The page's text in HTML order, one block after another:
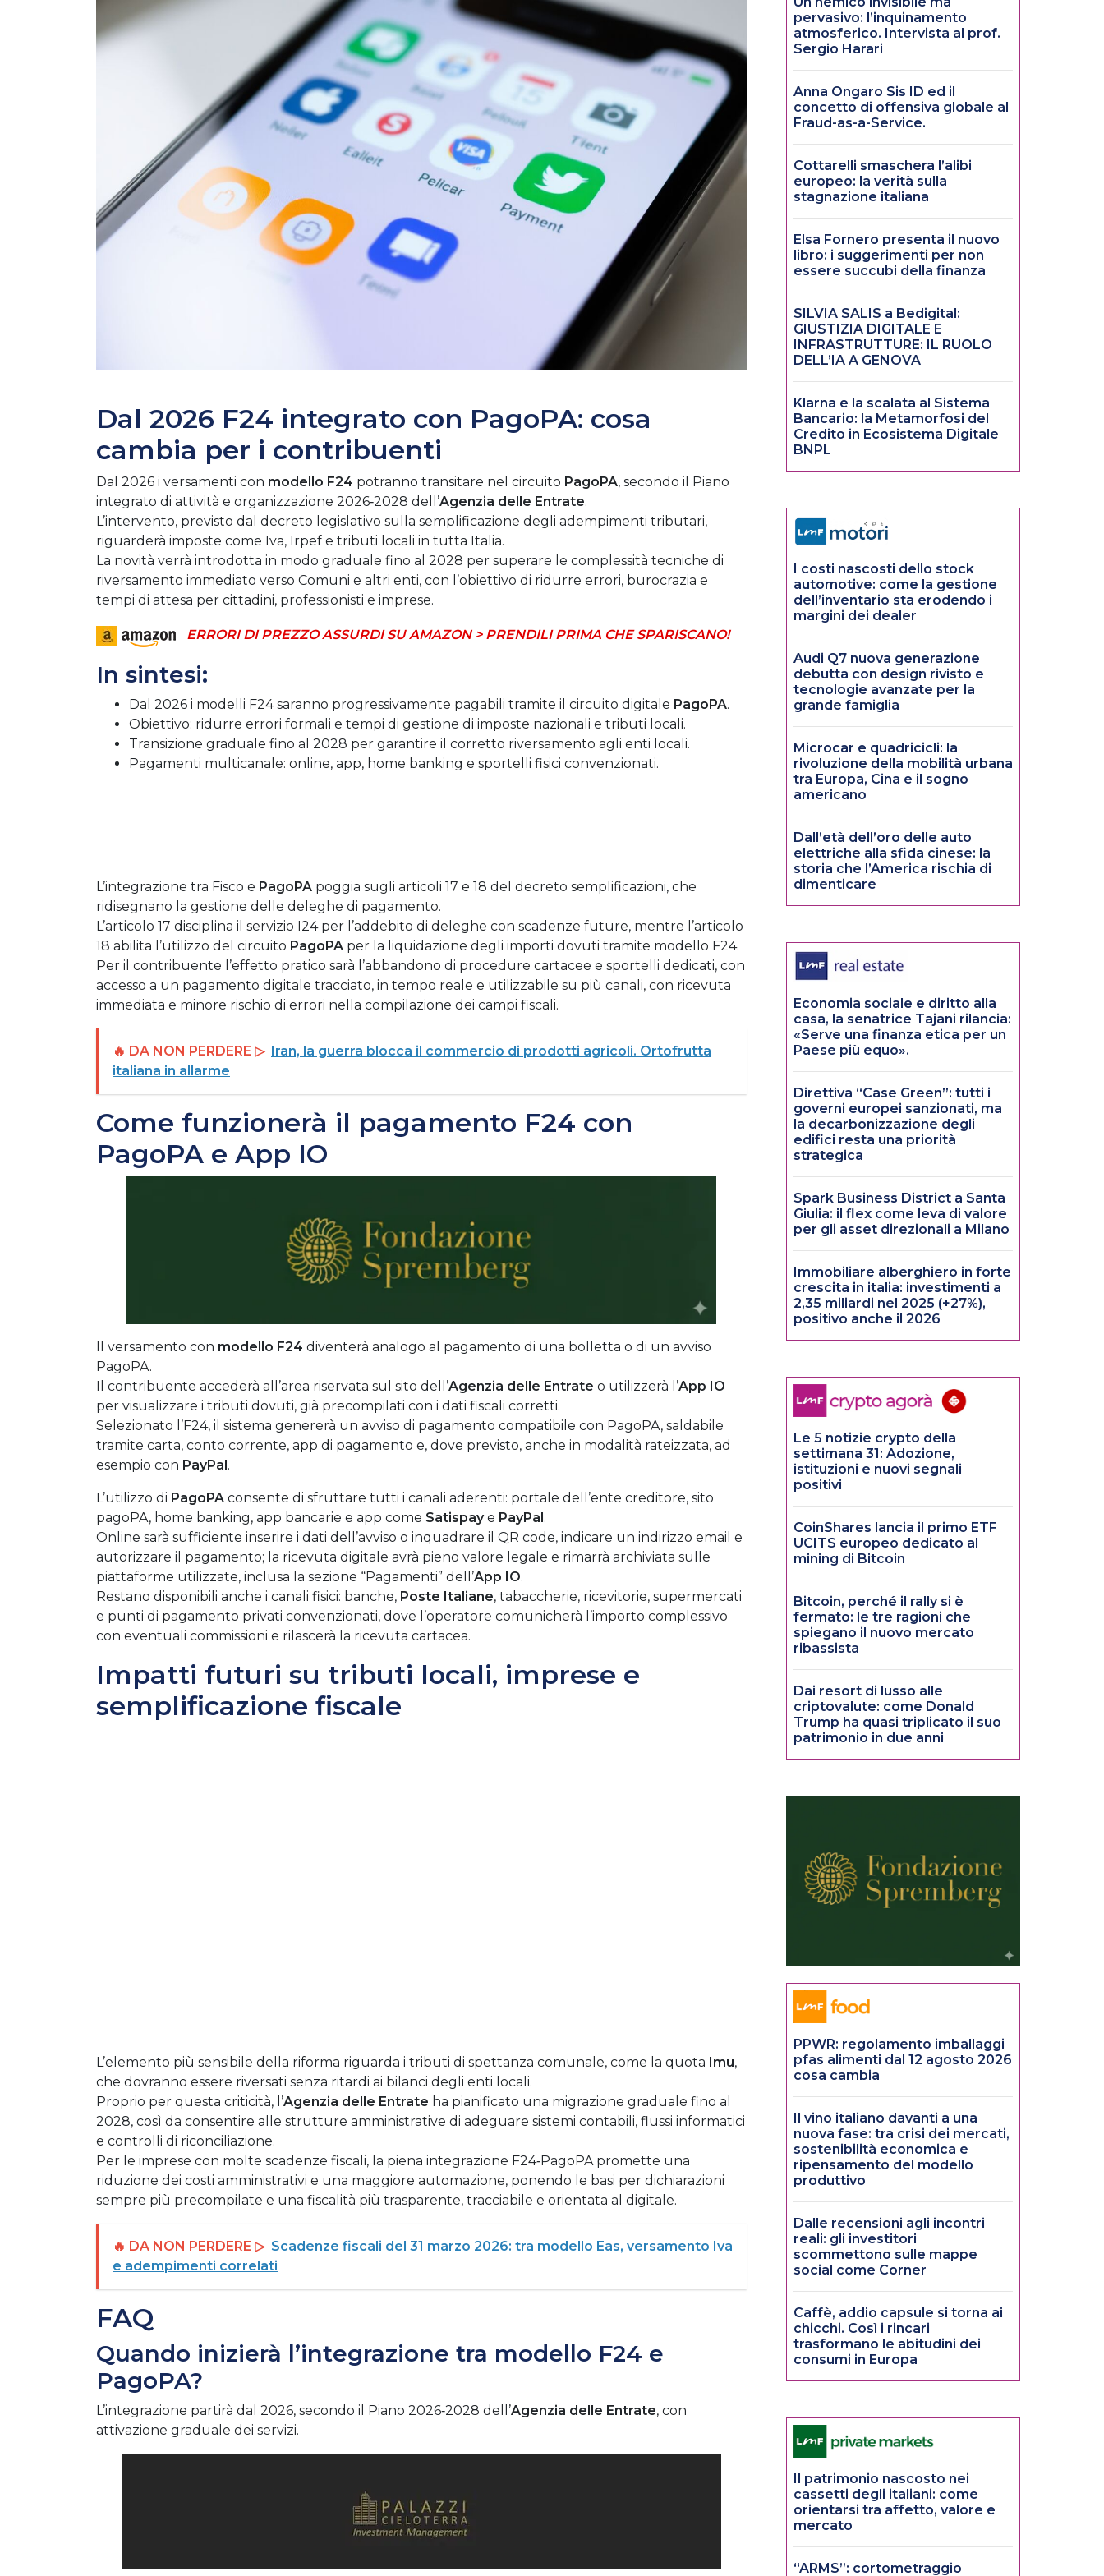
Dal 2026 F24 integrato con PagoPA: cosa
cambia per i contribuenti
Dal 2026 i versamenti con modello F24 potranno transitare nel circuito PagoPA, secondo il Piano
integrato di attività e organizzazione 2026‑2028 dell’Agenzia delle Entrate.
L’intervento, previsto dal decreto legislativo sulla semplificazione degli adempimenti tributari,
riguarderà imposte come Iva, Irpef e tributi locali in tutta Italia.
La novità verrà introdotta in modo graduale fino al 2028 per superare le complessità tecniche di
riversamento immediato verso Comuni e altri enti, con l’obiettivo di ridurre errori, burocrazia e
tempi di attesa per cittadini, professionisti e imprese.
ERRORI DI PREZZO ASSURDI SU AMAZON > PRENDILI PRIMA CHE SPARISCANO!
In sintesi:
Dal 2026 i modelli F24 saranno progressivamente pagabili tramite il circuito digitale PagoPA.
Obiettivo: ridurre errori formali e tempi di gestione di imposte nazionali e tributi locali.
Transizione graduale fino al 2028 per garantire il corretto riversamento agli enti locali.
Pagamenti multicanale: online, app, home banking e sportelli fisici convenzionati.
L’integrazione tra Fisco e PagoPA poggia sugli articoli 17 e 18 del decreto semplificazioni, che
ridisegnano la gestione delle deleghe di pagamento.
L’articolo 17 disciplina il servizio I24 per l’addebito di deleghe con scadenze future, mentre l’articolo
18 abilita l’utilizzo del circuito PagoPA per la liquidazione degli importi dovuti tramite modello F24.
Per il contribuente l’effetto pratico sarà l’abbandono di procedure cartacee e sportelli dedicati, con
accesso a un pagamento digitale tracciato, in tempo reale e utilizzabile su più canali, con ricevuta
immediata e minore rischio di errori nella compilazione dei campi fiscali.
🔥 DA NON PERDERE ▷
Iran, la guerra blocca il commercio di prodotti agricoli. Ortofrutta
italiana in allarme
Come funzionerà il pagamento F24 con
PagoPA e App IO
Il versamento con modello F24 diventerà analogo al pagamento di una bolletta o di un avviso
PagoPA.
Il contribuente accederà all’area riservata sul sito dell’Agenzia delle Entrate o utilizzerà l’App IO
per visualizzare i tributi dovuti, già precompilati con i dati fiscali corretti.
Selezionato l’F24, il sistema genererà un avviso di pagamento compatibile con PagoPA, saldabile
tramite carta, conto corrente, app di pagamento e, dove previsto, anche in modalità rateizzata, ad
esempio con PayPal .
L’utilizzo di PagoPA consente di sfruttare tutti i canali aderenti: portale dell’ente creditore, sito
pagoPA, home banking, app bancarie e app come Satispaye PayPal .
Online sarà sufficiente inserire i dati dell’avviso o inquadrare il QR code, indicare un indirizzo email e
autorizzare il pagamento; la ricevuta digitale avrà pieno valore legale e rimarrà archiviata sulle
piattaforme utilizzate, inclusa la sezione “Pagamenti” dell’App IO.
Restano disponibili anche i canali fisici: banche, Poste Italiane, tabaccherie, ricevitorie, supermercati
e punti di pagamento privati convenzionati, dove l’operatore comunicherà l’importo complessivo
con eventuali commissioni e rilascerà la ricevuta cartacea.
Impatti futuri su tributi locali, imprese e
semplificazione fiscale
L’elemento più sensibile della riforma riguarda i tributi di spettanza comunale, come la quota Imu,
che dovranno essere riversati senza ritardi ai bilanci degli enti locali.
Proprio per questa criticità, l’Agenzia delle Entrate ha pianificato una migrazione graduale fino al
2028, così da consentire alle strutture amministrative di adeguare sistemi contabili, flussi informatici
e controlli di riconciliazione.
Per le imprese con molte scadenze fiscali, la piena integrazione F24‑PagoPA promette una
riduzione dei costi amministrativi e una maggiore automazione, ponendo le basi per dichiarazioni
sempre più precompilate e una fiscalità più trasparente, tracciabile e orientata al digitale.
🔥 DA NON PERDERE ▷ Scadenze fiscali del 31 marzo 2026: tra modello Eas, versamento Iva
e adempimenti correlati
FAQ
Quando inizierà l’integrazione tra modello F24 e
PagoPA?
L’integrazione partirà dal 2026, secondo il Piano 2026‑2028 dell’Agenzia delle Entrate, con
attivazione graduale dei servizi.
pervasivo: l’inquinamento
atmosferico. Intervista al prof.
Sergio Harari
Anna Ongaro Sis ID ed il
concetto di offensiva globale al
Fraud-as-a-Service.
Cottarelli smaschera l’alibi
europeo: la verità sulla
stagnazione italiana
Elsa Fornero presenta il nuovo
libro: i suggerimenti per non
essere succubi della finanza
SILVIA SALIS a Bedigital:
GIUSTIZIA DIGITALE E
INFRASTRUTTURE: IL RUOLO
DELL’IA A GENOVA
Klarna e la scalata al Sistema
Bancario: la Metamorfosi del
Credito in Ecosistema Digitale
BNPL
I costi nascosti dello stock
automotive: come la gestione
dell’inventario sta erodendo i
margini dei dealer
Audi Q7 nuova generazione
debutta con design rivisto e
tecnologie avanzate per la
grande famiglia
Microcar e quadricicli: la
rivoluzione della mobilità urbana
tra Europa, Cina e il sogno
americano
Dall’età dell’oro delle auto
elettriche alla sfida cinese: la
storia che l’America rischia di
dimenticare
Economia sociale e diritto alla
casa, la senatrice Tajani rilancia:
«Serve una finanza etica per un
Paese più equo».
Direttiva “Case Green”: tutti i
governi europei sanzionati, ma
la decarbonizzazione degli
edifici resta una priorità
strategica
Spark Business District a Santa
Giulia: il flex come leva di valore
per gli asset direzionali a Milano
Immobiliare alberghiero in forte
crescita in italia: investimenti a
2,35 miliardi nel 2025 (+27%),
positivo anche il 2026
Le 5 notizie crypto della
settimana 31: Adozione,
istituzioni e nuovi segnali
positivi
CoinShares lancia il primo ETF
UCITS europeo dedicato al
mining di Bitcoin
Bitcoin, perché il rally si è
fermato: le tre ragioni che
spiegano il nuovo mercato
ribassista
Dai resort di lusso alle
criptovalute: come Donald
Trump ha quasi triplicato il suo
patrimonio in due anni
PPWR: regolamento imballaggi
pfas alimenti dal 12 agosto 2026
cosa cambia
Il vino italiano davanti a una
nuova fase: tra crisi dei mercati,
sostenibilità economica e
ripensamento del modello
produttivo
Dalle recensioni agli incontri
reali: gli investitori
scommettono sulle mappe
social come Corner
Caffè, addio capsule si torna ai
chicchi. Così i rincari
trasformano le abitudini dei
consumi in Europa
Il patrimonio nascosto nei
cassetti degli italiani: come
orientarsi tra affetto, valore e
mercato
“ARMS”: cortometraggio